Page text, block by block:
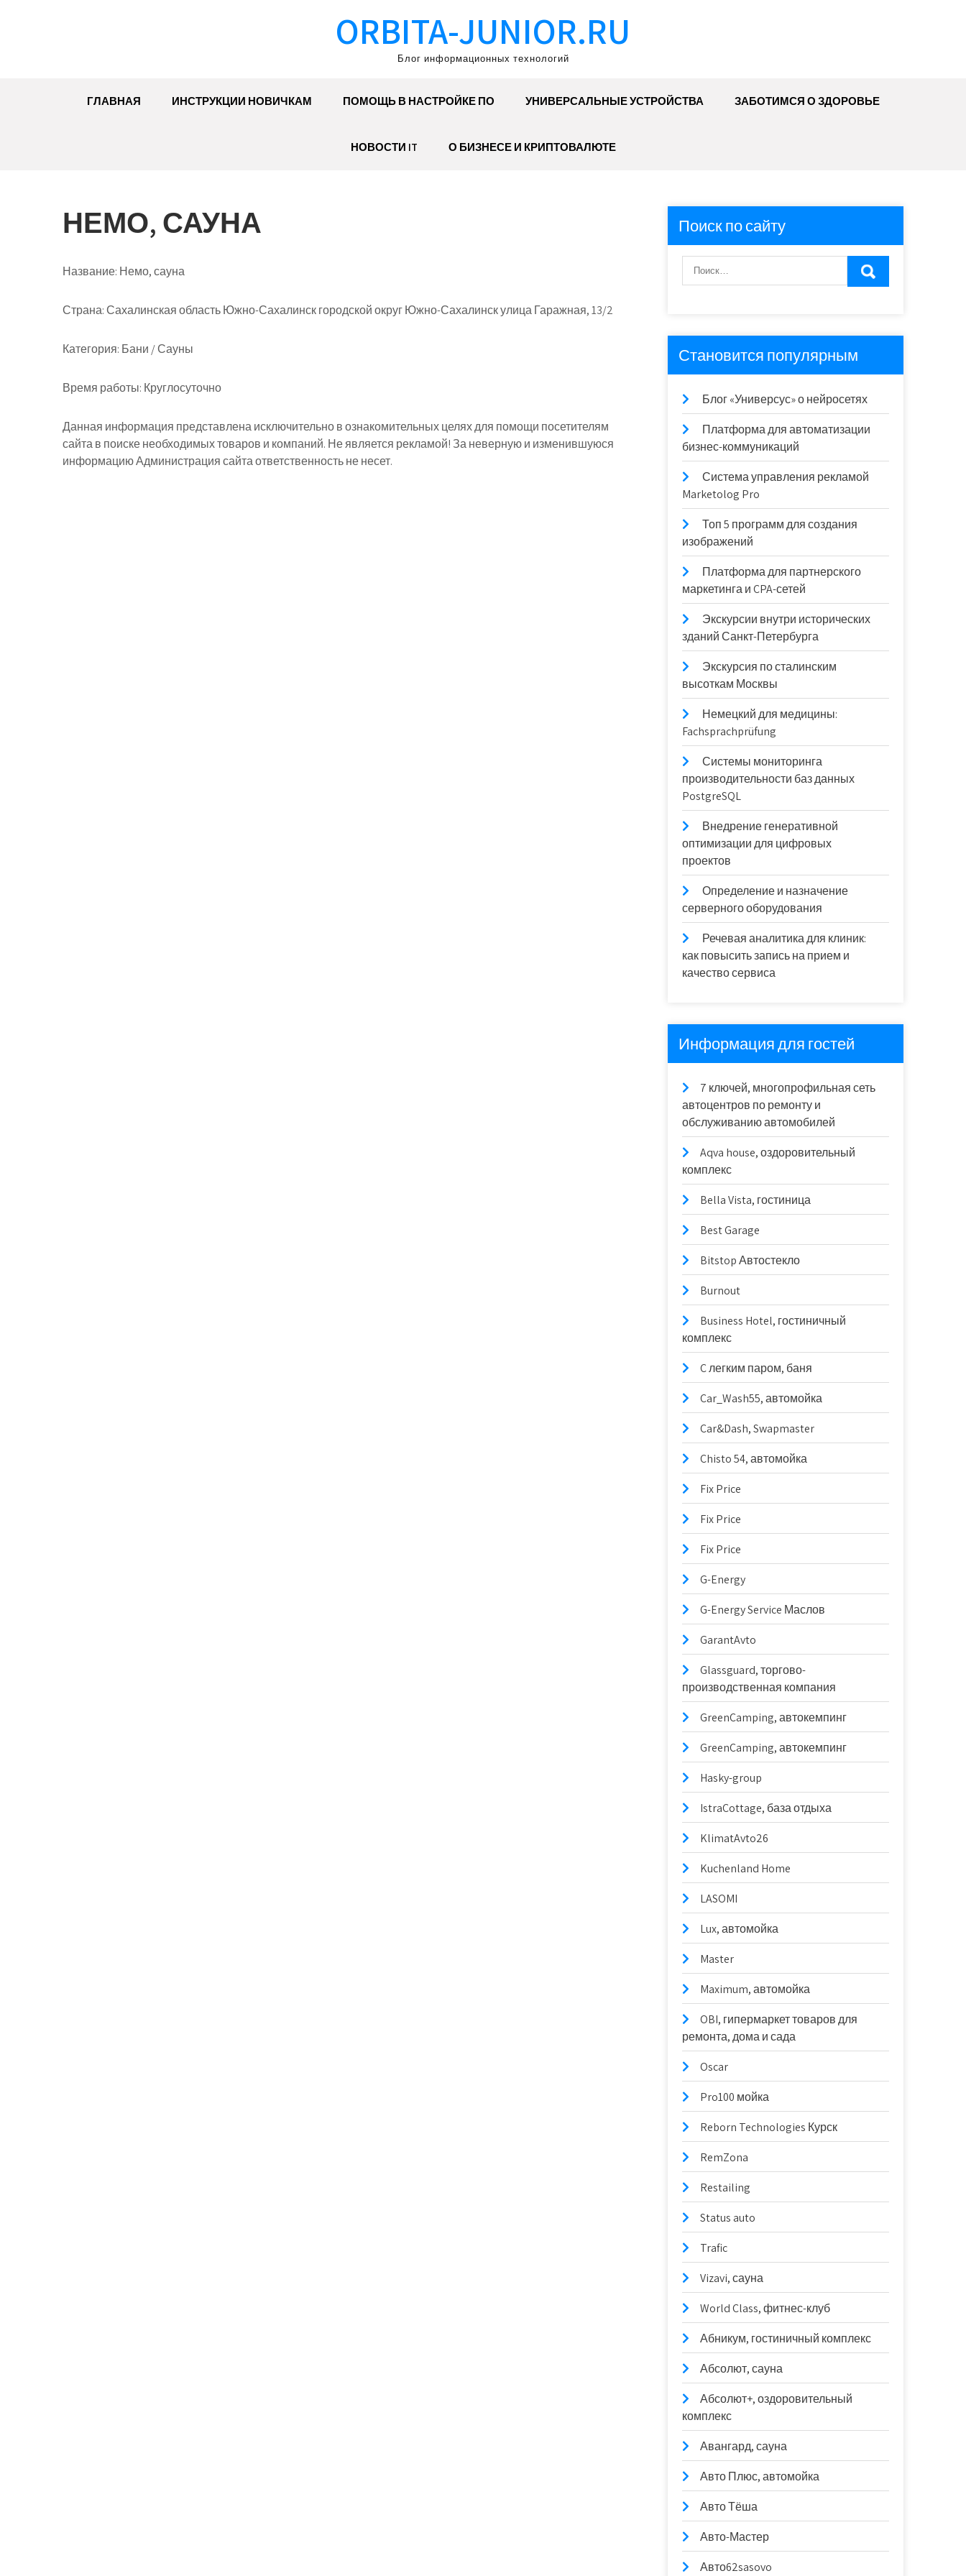
ORBITA-JUNIOR.RU
Блог информационных технологий
ГЛАВНАЯ ИНСТРУКЦИИ НОВИЧКАМ ПОМОЩЬ В НАСТРОЙКЕ ПО УНИВЕРСАЛЬНЫЕ УСТРОЙСТВА ЗАБОТИМСЯ О ЗДОРОВЬЕ
НОВОСТИ IT О БИЗНЕСЕ И КРИПТОВАЛЮТЕ
НЕМО, САУНА
Название: Немо, сауна
Страна:Сахалинская область Южно-Сахалинск городской округ Южно-Сахалинск улица Гаражная, 13/2
Категория: Бани / Сауны
Время работы: Круглосуточно
Данная информация представлена исключительно в ознакомительных целях для помощи посетителям
сайта в поиске необходимых товаров и компаний. Не является рекламой! За неверную и изменившуюся
информацию Администрация сайта ответственность не несет.
Поиск по сайту
Становится популярным
Блог «Универсус» о нейросетях
Платформа для автоматизации
бизнес-коммуникаций
Система управления рекламой
Marketolog Pro
Топ 5 программ для создания
изображений
Платформа для партнерского
маркетинга и CPA-сетей
Экскурсии внутри исторических
зданий Санкт-Петербурга
Экскурсия по сталинским
высоткам Москвы
Немецкий для медицины:
Fachsprachprüfung
Системы мониторинга
производительности баз данных
PostgreSQL
Внедрение генеративной
оптимизации для цифровых
проектов
Определение и назначение
серверного оборудования
Речевая аналитика для клиник:
как повысить запись на прием и
качество сервиса
Информация для гостей
7 ключей, многопрофильная сеть
автоцентров по ремонту и
обслуживанию автомобилей
Aqva house, оздоровительный
комплекс
Bella Vista, гостиница
Best Garage
Bitstop Автостекло
Burnout
Business Hotel, гостиничный
комплекс
C легким паром, баня
Car_Wash55, автомойка
Car&Dash, Swapmaster
Chisto 54, автомойка
Fix Price
Fix Price
Fix Price
G-Energy
G-Energy Service Маслов
GarantAvto
Glassguard, торгово-
производственная компания
GreenCamping, автокемпинг
GreenCamping, автокемпинг
Hasky-group
IstraCottage, база отдыха
KlimatAvto26
Kuchenland Home
LASOMI
Lux, автомойка
Master
Maximum, автомойка
OBI, гипермаркет товаров для
ремонта, дома и сада
Oscar
Pro100 мойка
Reborn Technologies Курск
RemZona
Restailing
Status auto
Trafic
Vizavi, сауна
World Class, фитнес-клуб
Абникум, гостиничный комплекс
Абсолют, сауна
Абсолют+, оздоровительный
комплекс
Авангард, сауна
Авто Плюс, автомойка
Авто Тёша
Авто-Мастер
Авто62sasovo